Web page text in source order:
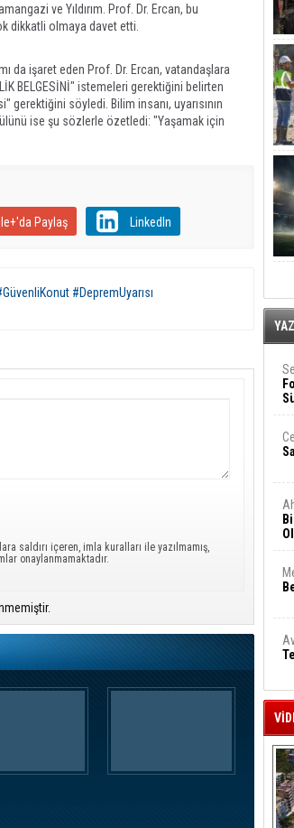
ve Yıldırım. Prof. Dr. Ercan, bu
dikkatli olmaya davet etti.
da işaret eden Prof. Dr. Ercan, vatandaşlara
BELGESİNİ" istemeleri gerektiğini belirten
söyledi. Bilim insanı, uyarısının
ise şu sözlerle özetledi: "Yaşamak için
Paylaş LinkedIn
#DepremUyarısı
saldırı içeren, imla kuralları ile yazılmamış,
onaylanmamaktadır.